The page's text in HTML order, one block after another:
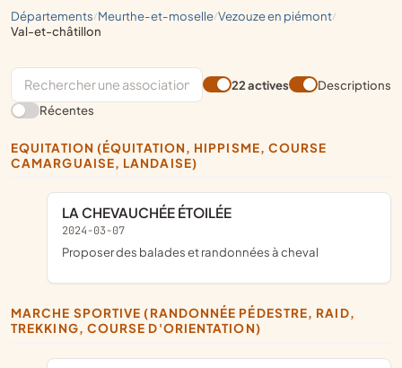
départements/ meurthe-et-moselle/ vezouze en piémont/
val-et-châtillon
22 actives
Descriptions
Récentes
EQUITATION (ÉQUITATION, HIPPISME, COURSE
CAMARGUAISE, LANDAISE)
LA CHEVAUCHÉE ÉTOILÉE
2024-03-07
proposer des balades et randonnées à cheval
MARCHE SPORTIVE (RANDONNÉE PÉDESTRE, RAID,
TREKKING, COURSE D'ORIENTATION)